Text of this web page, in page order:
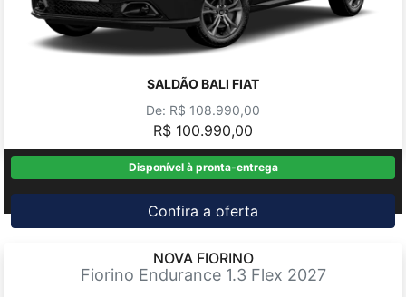
SALDÃO BALI FIAT
De: R$ 108.990,00
R$ 100.990,00
Disponível à pronta-entrega
Confira a oferta
NOVA FIORINO
Fiorino Endurance 1.3 Flex 2027